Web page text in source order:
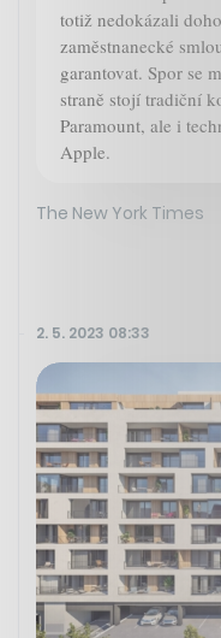
totiž nedokázali
zaměstnanecké
garantovat. Spor se
straně stojí tradiční
Paramount, ale i
Apple.
The New York Times
2. 5. 2023 08:33